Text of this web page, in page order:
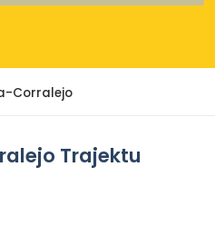
Corralejo
Trajektu